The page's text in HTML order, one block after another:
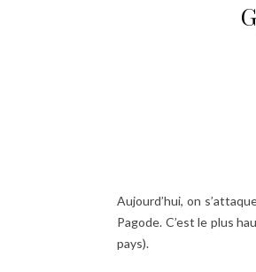
Aujourd’hui, on
Pagode. C’est le plus
pays).